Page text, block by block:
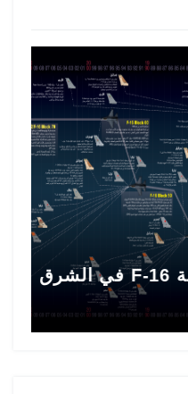
تاريخ المقاتلة F-16 في الشرق